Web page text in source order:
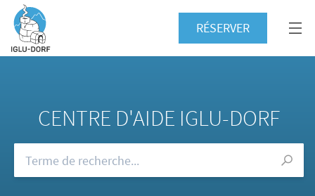
RÉSERVER
CENTRE D'AIDE IGLU-DORF